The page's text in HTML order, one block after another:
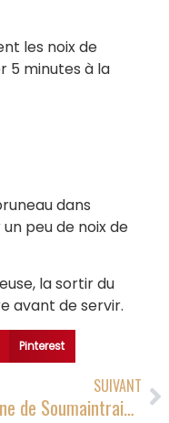
les noix de
5 minutes à la
dans
peu de noix de
la sortir du
avant de servir.
Pinterest
SUIVANT
Tartine de Soumaintrain au lard et aux poires pochées, mesclun